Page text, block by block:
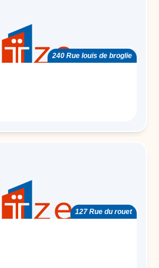
240 Rue louis de broglie
127 Rue du rouet